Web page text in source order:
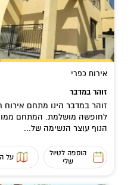
אירוח כפרי
זוהר במדבר
זוהר במדבר הינו מתחם
לחופשה מושלמת. המתחם
הנוף עוצר הנשימה של...
הוספה לטיול
שלי
על